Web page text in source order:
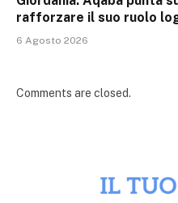
rafforzare il suo ruolo
6 Agosto 2026
Comments are closed.